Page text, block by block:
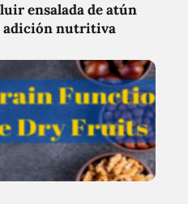
ensalada de atún
adición nutritiva